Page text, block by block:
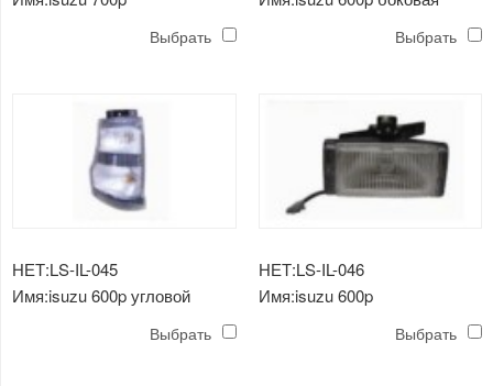
Выбрать Выбрать
НЕТ:LS-IL-045
Имя:isuzu 600p угловой
Выбрать
НЕТ:LS-IL-046
Имя:isuzu 600p
Выбрать